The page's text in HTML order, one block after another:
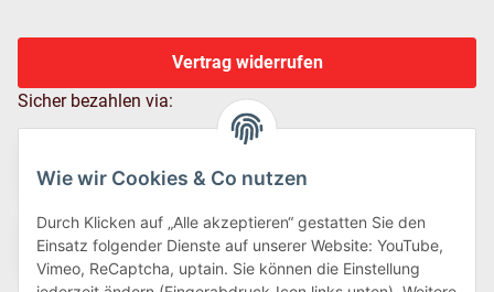
Wie wir Cookies & Co nutzen
Durch Klicken auf „Alle akzeptieren“ gestatten Sie den
Einsatz folgender Dienste auf unserer Website: YouTube,
Vimeo, ReCaptcha, uptain. Sie können die Einstellung
Vertrag widerrufen
Sicher bezahlen via: